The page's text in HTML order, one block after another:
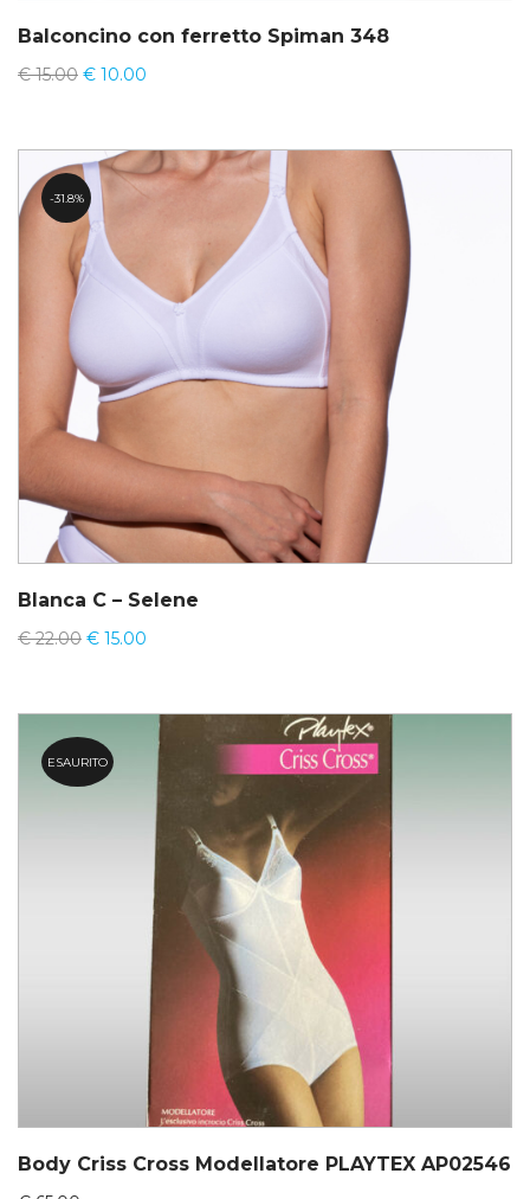
Balconcino con ferretto Spiman 348
€15.00 € 10.00
31.8%
Blanca C – Selene
€22.00 € 15.00
ESAURITO
Body Criss Cross Modellatore PLAYTEX AP02546